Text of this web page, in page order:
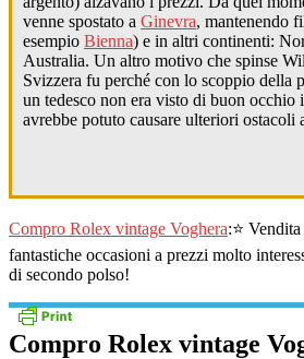
venne spostato a Ginevra, mantenendo
esempio Bienna) e in altri continenti:
Australia. Un altro motivo che spinse
Svizzera fu perché con lo scoppio della
un tedesco non era visto di buon occhio
avrebbe potuto causare ulteriori ostacoli
Compro Rolex vintage Voghera:⭐
fantastiche occasioni a prezzi molto
di secondo polso!
Compro Rolex vintage